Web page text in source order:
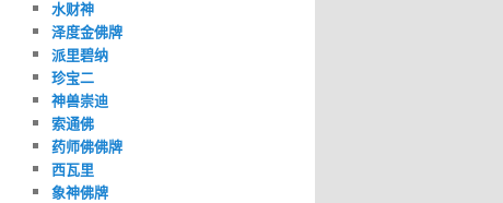
水财神
泽度金佛牌
派里碧纳
珍宝二
神兽崇迪
索通佛
药师佛佛牌
西瓦里
象神佛牌